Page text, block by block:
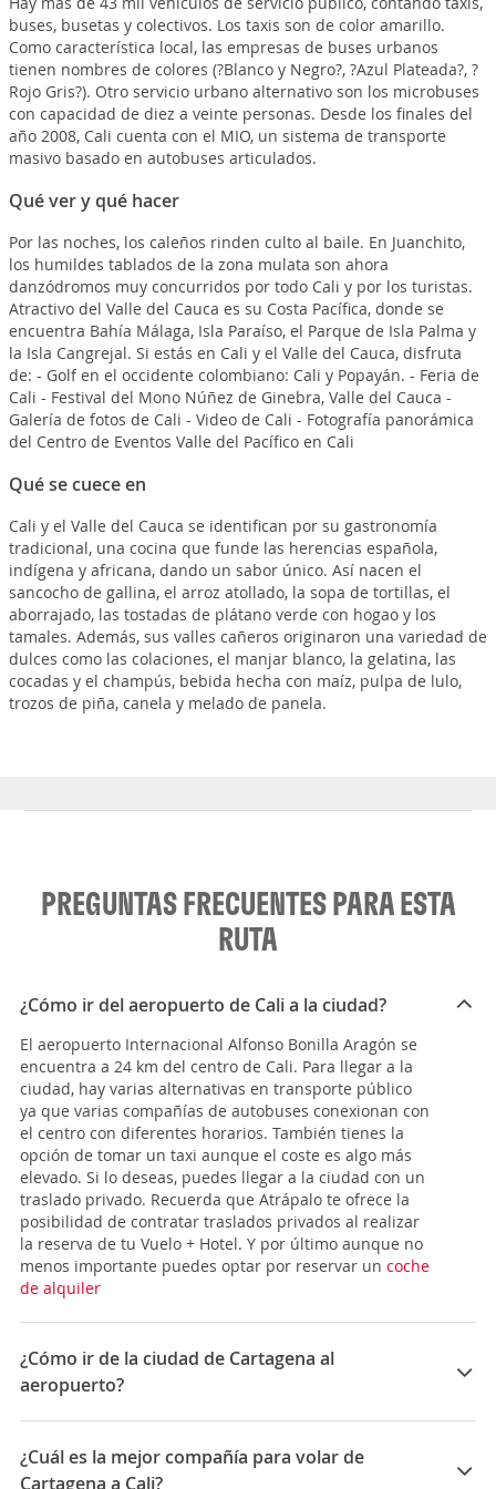
buses, busetas y colectivos. Los taxis son de color amarillo.
Como característica local, las empresas de buses urbanos
tienen nombres de colores (?Blanco y Negro?, ?Azul Plateada?, ?
Rojo Gris?). Otro servicio urbano alternativo son los microbuses
con capacidad de diez a veinte personas. Desde los finales del
año 2008, Cali cuenta con el MIO, un sistema de transporte
masivo basado en autobuses articulados.
Qué ver y qué hacer
Por las noches, los caleños rinden culto al baile. En Juanchito,
los humildes tablados de la zona mulata son ahora
danzódromos muy concurridos por todo Cali y por los turistas.
Atractivo del Valle del Cauca es su Costa Pacífica, donde se
encuentra Bahía Málaga, Isla Paraíso, el Parque de Isla Palma y
la Isla Cangrejal. Si estás en Cali y el Valle del Cauca, disfruta
de: - Golf en el occidente colombiano: Cali y Popayán. - Feria de
Cali - Festival del Mono Núñez de Ginebra, Valle del Cauca -
Galería de fotos de Cali - Video de Cali - Fotografía panorámica
del Centro de Eventos Valle del Pacífico en Cali
Qué se cuece en
Cali y el Valle del Cauca se identifican por su gastronomía
tradicional, una cocina que funde las herencias española,
indígena y africana, dando un sabor único. Así nacen el
sancocho de gallina, el arroz atollado, la sopa de tortillas, el
aborrajado, las tostadas de plátano verde con hogao y los
tamales. Además, sus valles cañeros originaron una variedad de
dulces como las colaciones, el manjar blanco, la gelatina, las
cocadas y el champús, bebida hecha con maíz, pulpa de lulo,
trozos de piña, canela y melado de panela.
PREGUNTAS FRECUENTES PARA ESTA
RUTA
¿Cómo ir del aeropuerto de Cali a la ciudad?
El aeropuerto Internacional Alfonso Bonilla Aragón se
encuentra a 24 km del centro de Cali. Para llegar a la
ciudad, hay varias alternativas en transporte público
ya que varias compañías de autobuses conexionan con
el centro con diferentes horarios. También tienes la
opción de tomar un taxi aunque el coste es algo más
elevado. Si lo deseas, puedes llegar a la ciudad con un
traslado privado. Recuerda que Atrápalo te ofrece la
posibilidad de contratar traslados privados al realizar
la reserva de tu Vuelo + Hotel. Y por último aunque no
menos importante puedes optar por reservar un coche
de alquiler
¿Cómo ir de la ciudad de Cartagena al
aeropuerto?
ElAeropuerto Internacional Rafael Núñez(Código
IATA: CTG)
es el principal de Cartagena de Indias,
además de ser el más importante de la zona del
¿Cuál es la mejor compañía para volar de
Cartagena a Cali?